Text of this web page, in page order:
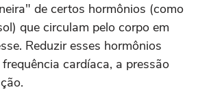
de certos hormônios (como
que circulam pelo corpo em
Reduzir esses hormônios
cardíaca, a pressão